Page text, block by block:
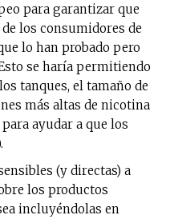
para garantizar que
los consumidores de
lo han probado pero
se haría permitiendo
tanques, el tamaño de
más altas de nicotina
ayudar a que los
(y directas) a
los productos
incluyéndolas en